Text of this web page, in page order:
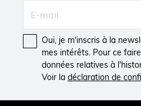
Oui, je m'inscris à la
mes intérêts. Pour ce
données relatives à
Voir la déclaration de